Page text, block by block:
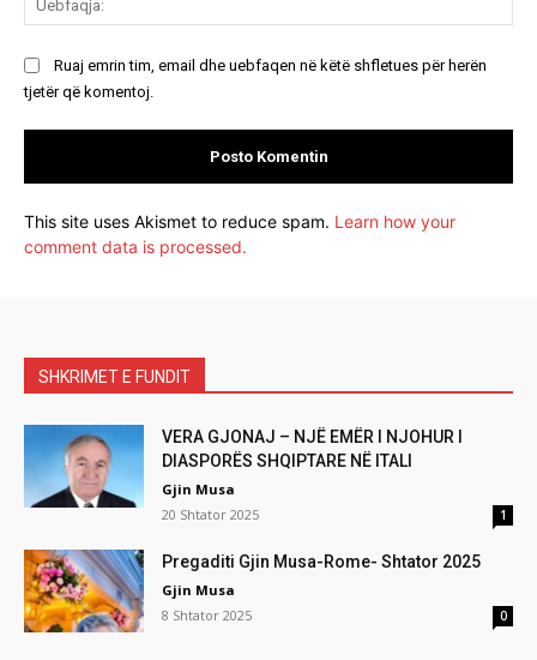
Ruaj emrin tim, email dhe uebfaqen në këtë shfletues për herën
tjetër që komentoj.
This site uses Akismet to reduce spam. Learn how your
comment data is processed.
SHKRIMET E FUNDIT
VERA GJONAJ – NJË EMËR I NJOHUR I
DIASPORËS SHQIPTARE NË ITALI
Gjin Musa
20 Shtator 2025
1
Pregaditi Gjin Musa-Rome- Shtator 2025
Gjin Musa
8 Shtator 2025
0